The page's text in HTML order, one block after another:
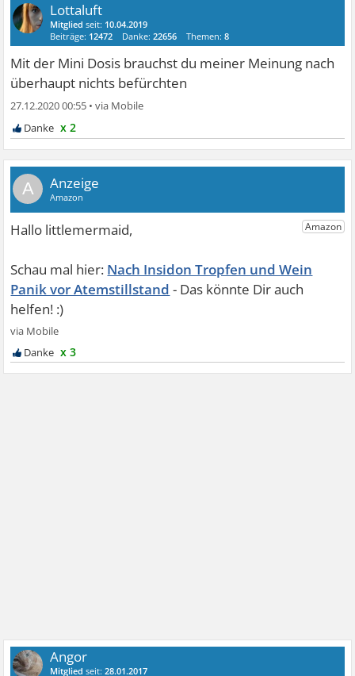
Lottaluft
Mitglied seit: 10.04.2019
Beiträge: 12472 Danke:22656 Themen:8
Mit der Mini Dosis brauchst du meiner Meinung nach
überhaupt nichts befürchten
27.12.2020 00:55 •
x 2
A
Nach Insidon Tropfen und Wein
Panik vor Atemstillstand
x 3
Angor
Mitglied seit:28.01.2017